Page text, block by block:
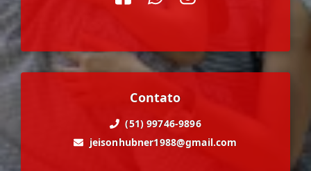
Contato
(51) 99746-9896
jeisonhubner1988@gmail.com